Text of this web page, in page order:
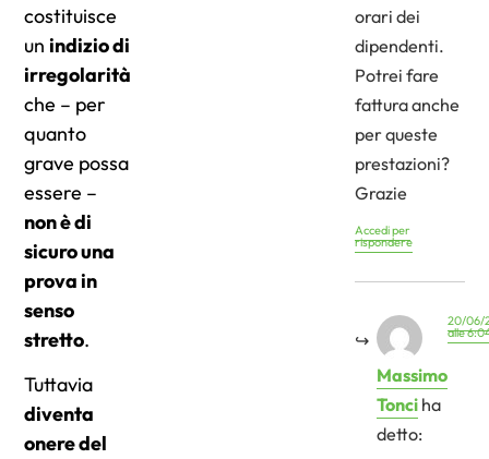
costituisce
unindizio di
irregolarità
che – per
quanto
grave possa
essere –
non è di
sicuro una
prova in
senso
stretto.
Tuttavia
diventa
onere del
orari dei
dipendenti.
Potrei fare
fattura anche
per queste
prestazioni?
Grazie
Accedi per
rispondere
Massimo
Tonci ha
detto:
20/06/
alle